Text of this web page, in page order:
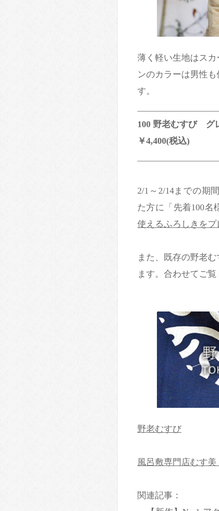
薄く軽い生地はス
ンのカラーは男性
す。
100 野老むすび グ
￥4,400(税込)
2/1～2/14までの期
た方に「先着100名
使えるふろしきをプ
また、既存の野老
ます。合わせてご
野老むすび
風呂敷専門店むす
関連記事：